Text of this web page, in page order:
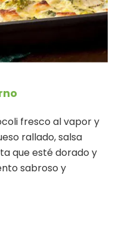
fresco al vapor y
rallado, salsa
que esté dorado y
sabroso y